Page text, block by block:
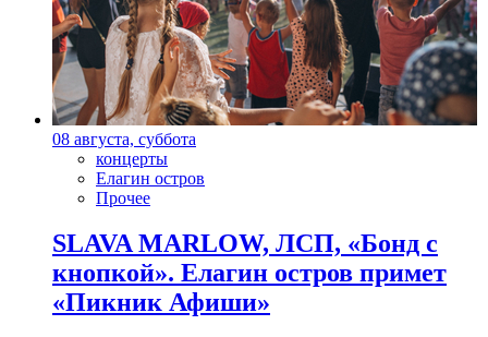
08 августа, суббота
концерты
Елагин остров
Прочее
SLAVA MARLOW, ЛСП, «Бонд с
кнопкой». Елагин остров примет
«Пикник Афиши»